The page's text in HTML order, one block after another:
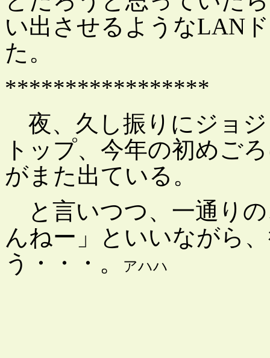
い出させるようなLAN
た。
*****************
夜、久し振りにジョ
トップ、今年の初めご
がまた出ている。
と言いつつ、一通り
んねー」といいながら
う・・・。
アハハ